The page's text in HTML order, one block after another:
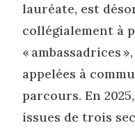
lauréate, est
collégialement à
« ambassadrices
appelées à
parcours. En
issues de trois